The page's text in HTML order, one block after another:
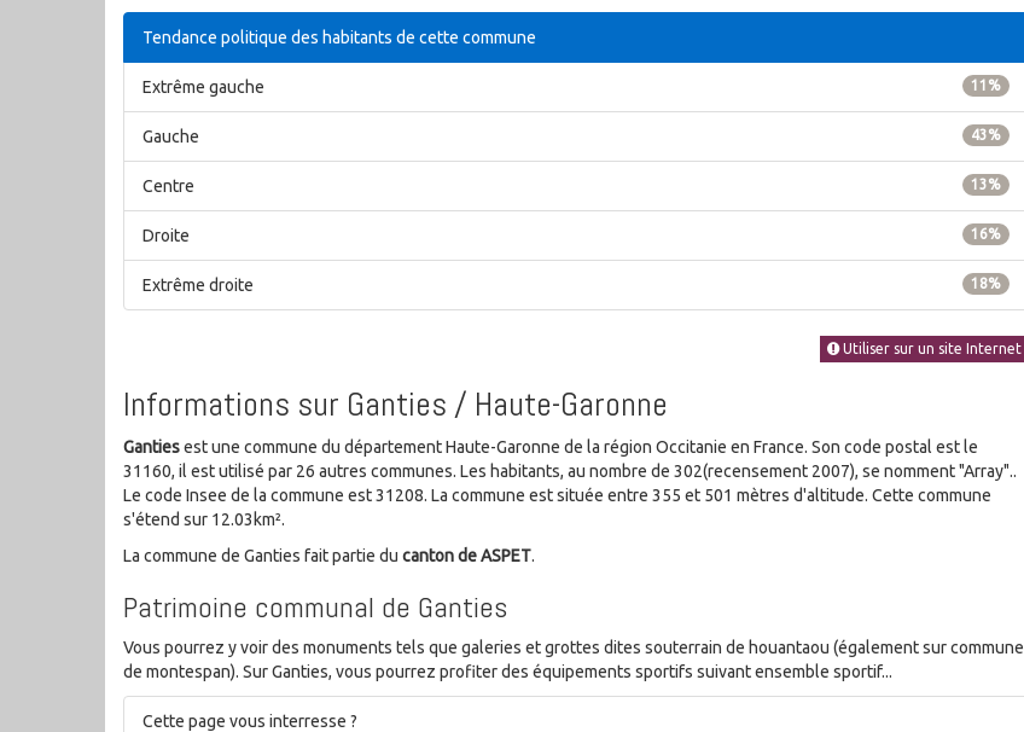
Tendance politique des habitants de cette commune
11%
Extrême gauche
43%
Gauche
13%
Centre
16%
Droite
18%
Extrême droite
Utiliser sur un site Internet
Informations sur Ganties / Haute-Garonne
Gantiesest une commune du département Haute-Garonne de la région Occitanie en France. Son code postal est le
31160, il est utilisé par 26 autres communes. Les habitants, au nombre de 302(recensement 2007), se nomment "Array"..
Le code Insee de la commune est 31208. La commune est située entre 355 et 501 mètres d'altitude. Cette commune
s'étend sur 12.03km².
La commune de Ganties fait partie du canton de ASPET.
Patrimoine communal de Ganties
Vous pourrez y voir des monuments tels que galeries et grottes dites souterrain de houantaou (également sur commune
de montespan). Sur Ganties, vous pourrez profiter des équipements sportifs suivant ensemble sportif...
Cette page vous interresse ?